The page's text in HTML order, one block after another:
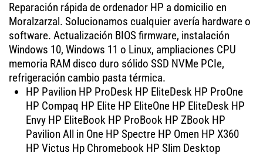
Reparación rápida de ordenador HP a domicilio en
Moralzarzal. Solucionamos cualquier avería hardware o
software. Actualización BIOS firmware, instalación
Windows 10, Windows 11 o Linux, ampliaciones CPU
memoria RAM disco duro sólido SSD NVMe PCIe,
refrigeración cambio pasta térmica.
HP Pavilion HP ProDesk HP EliteDesk HP ProOne
HP Compaq HP Elite HP EliteOne HP EliteDesk HP
Envy HP EliteBook HP ProBook HP ZBook HP
Pavilion All in One HP Spectre HP Omen HP X360
HP Victus Hp Chromebook HP Slim Desktop